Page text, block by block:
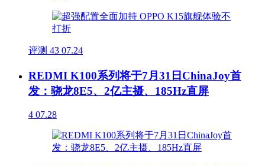
评测 43 07.24
REDMI K100系列将于7月31日ChinaJoy首
发：骁龙8E5、2亿主摄、185Hz直屏
4 07.28